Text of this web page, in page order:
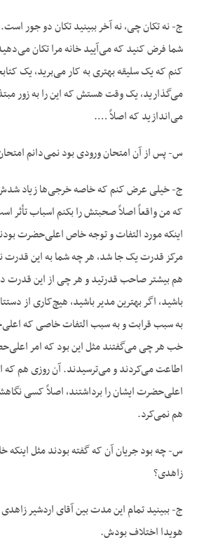
ج- نه تکان چی، نه آخر ببینید تکان دو جور
شما فرض کنید که می‌آیید خانه مرا تکان
کنم که یک سلیقه بهتری به کار می‌برید، یک
می‌گذارید، یک وقت هستش که این را به زور
می‌اندازید که اصلاً ….
س- پس از آن امتحان ورودی بود نمی‌دانم
ج- خیلی عرض کنم که خاصه خرجی‌ها زیاد
که من واقعاً اصلاً صحبتش را بکنم اسباب تأثر
اینکه مورد التفات و توجه خاص اعلی‌حضرت
مرکز قدرت یک جا شد، هر چه شما به این قدرت
هم بیشتر صاحب قدرتید و هر چی از این قدرت
باشید، اگر بهترین مدیر باشید، هیچ‌کاری از
به سبب قرابت و به سبب التفات خاصی که
خب هر چی می‌گفتند مثل این بود که امر
اطاعت می‌کردند و می‌ترسیدند. آن روزی هم که
اعلی‌حضرت ایشان را برداشتند، اصلاً کسی
هم نمی‌کرد.
س- چه بود جریان آن که گفته بودند مثل اینکه
زاهدی؟
ج- ببینید تمام این مدت بین آقای اردشیر
هویدا اختلاف بودش.